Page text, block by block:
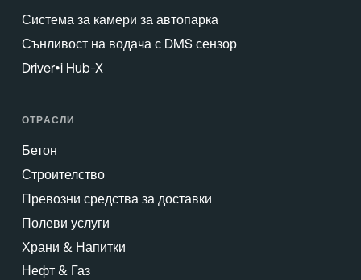
Система за камери за автопарка
Сънливост на водача с DMS сензор
Driver•i Hub-X
ОТРАСЛИ
Бетон
Строителство
Превозни средства за доставки
Полеви услуги
Храни & Напитки
Нефт & Газ